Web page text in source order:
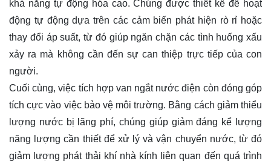
khả năng tự động hóa cao. Chúng được thiết kế để hoạt
động tự động dựa trên các cảm biến phát hiện rò rỉ hoặc
thay đổi áp suất, từ đó giúp ngăn chặn các tình huống xấu
xảy ra mà không cần đến sự can thiệp trực tiếp của con
người.
Cuối cùng, việc tích hợp van ngắt nước điện còn đóng góp
tích cực vào việc bảo vệ môi trường. Bằng cách giảm thiểu
lượng nước bị lãng phí, chúng giúp giảm đáng kể lượng
năng lượng cần thiết để xử lý và vận chuyển nước, từ đó
giảm lượng phát thải khí nhà kính liên quan đến quá trình